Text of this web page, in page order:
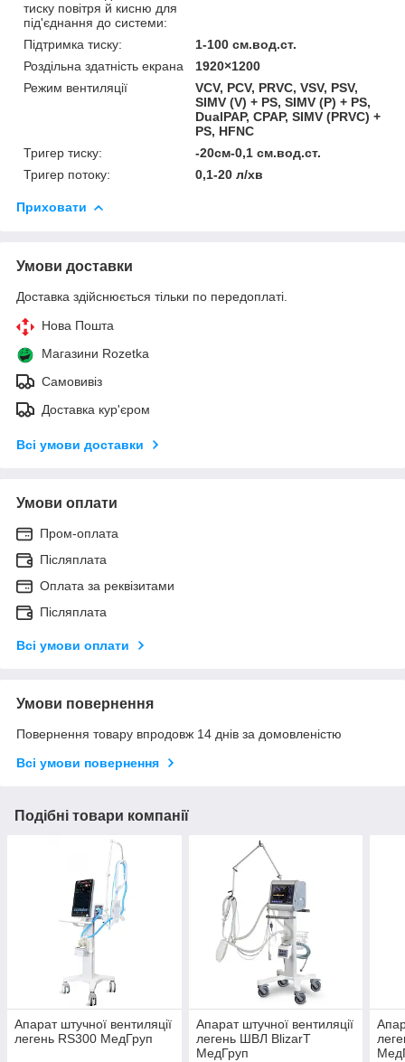
тиску повітря й кисню для
під'єднання до системи:
Підтримка тиску:
1-100 см.вод.ст.
Роздільна здатність екрана
1920×1200
Режим вентиляції
VCV, PCV, PRVC, VSV, PSV,
SIMV (V) + PS, SIMV (P) + PS,
DualPAP, CPAP, SIMV (PRVC) +
PS, HFNC
Тригер тиску:
-20см-0,1 см.вод.ст.
Тригер потоку:
0,1-20 л/хв
Приховати
Умови доставки
Доставка здійснюється тільки по передоплаті.
Нова Пошта
Магазини Rozetka
Самовивіз
Доставка кур'єром
Всі умови доставки
Умови оплати
Пром-оплата
Післяплата
Оплата за реквізитами
Післяплата
Всі умови оплати
Умови повернення
Повернення товару впродовж 14 днів за домовленістю
Всі умови повернення
Подібні товари компанії
Апарат штучної вентиляції
легень RS300 МедГруп
Апарат штучної вентиляції
легень ШВЛ BlizarT
МедГруп